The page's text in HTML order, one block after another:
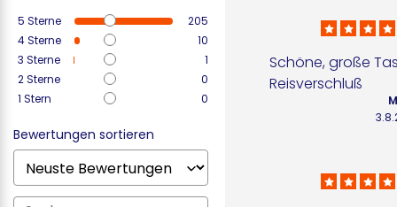
5 Sterne
205
4Sterne
10
3 Sterne
1
2Sterne
0
1 Stern 0
Bewertungen sortieren
Schöne, große
Reisverschluß